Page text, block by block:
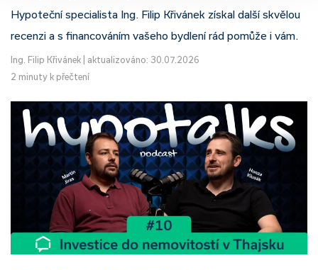
Hypoteční specialista Ing. Filip Křivánek získal další skvělou
recenzi a s financováním vašeho bydlení rád pomůže i vám.
Ing. Filip Křivánek
aktualizováno: 30.07.2026
2 minuty k přečtení